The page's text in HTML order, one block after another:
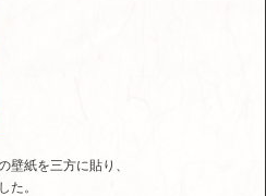
壁紙を三方に貼り、
た。